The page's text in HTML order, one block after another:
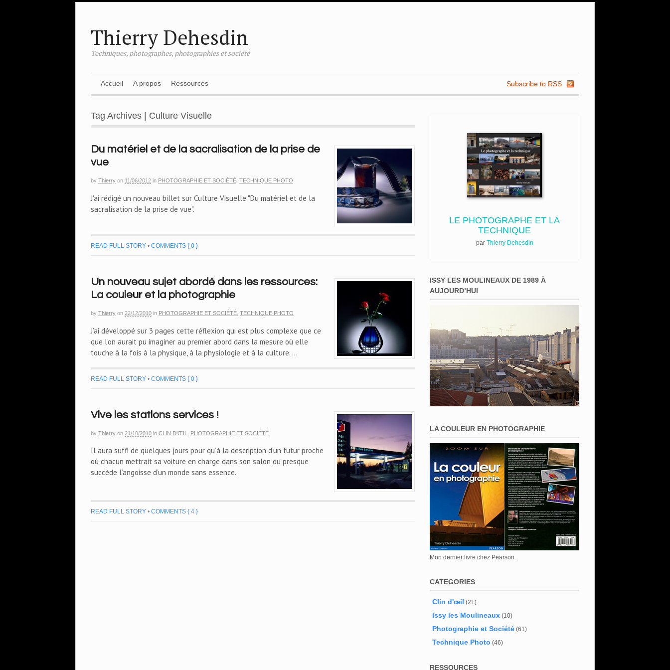
Thierry Dehesdin
Techniques, photographes, photographies et société
Subscribe to RSS
Accueil A propos Ressources
Tag Archives | Culture Visuelle
Du matériel et de la sacralisation de la prise de
vue
by Thierry on 11/06/2012 in PHOTOGRAPHIE ET SOCIÉTÉ TECHNIQUE PHOTO
J'ai rédigé un nouveau billet sur Culture Visuelle "Du matériel et de la
sacralisation de la prise de vue".
READ FULL STORY • COMMENTS { 0 }
Un nouveau sujet abordé dans les ressources:
La couleur et la photographie
by Thierry on 22/12/2010 in PHOTOGRAPHIE ET SOCIÉTÉ TECHNIQUE PHOTO
J’ai développé sur 3 pages cette réflexion qui est plus complexe que ce
que l’on aurait pu imaginer au premier abord dans la mesure où elle
touche à la fois à la physique, à la physiologie et à la culture. …
READ FULL STORY • COMMENTS { 0 }
Vive les stations services !
by Thierry on 21/10/2010 in CLIN D'ŒIL PHOTOGRAPHIE ET SOCIÉTÉ
Il aura suffi de quelques jours pour qu’à la description d’un futur proche
où chacun mettrait sa voiture en charge dans son salon ou presque
succède l’angoisse d’un monde sans essence.
READ FULL STORY • COMMENTS { 4 }
LE PHOTOGRAPHE ET LA
TECHNIQUE
par Thierry Dehesdin
ISSY LES MOULINEAUX DE 1989 À
AUJOURD’HUI
LA COULEUR EN PHOTOGRAPHIE
Mon dernier livre chez Pearson.
CATEGORIES
Clin d'œil (21)
Issy les Moulineaux (10)
Photographie et Société (61)
Technique Photo (46)
RESSOURCES